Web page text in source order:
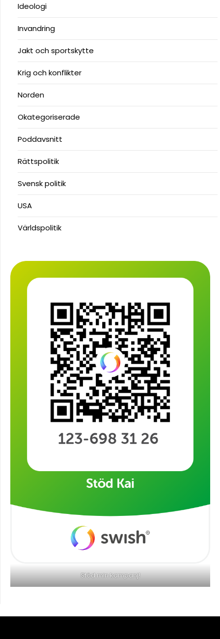
Ideologi
Invandring
Jakt och sportskytte
Krig och konflikter
Norden
Okategoriserade
Poddavsnitt
Rättspolitik
Svensk politik
USA
Världspolitik
Stöd min kampanj!